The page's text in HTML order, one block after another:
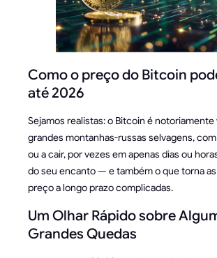
Como o preço do Bitcoin
até 2026
Sejamos realistas: o Bitcoin é notoriamente
grandes montanhas-russas selvagens,
ou a cair, por vezes em apenas dias ou
do seu encanto — e também o que torna
preço a longo prazo complicadas.
Um Olhar Rápido sobre
Grandes Quedas